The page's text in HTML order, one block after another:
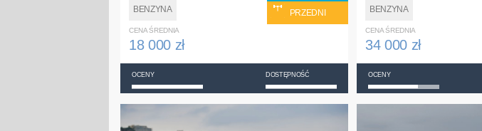
BENZYNA
PRZEDNI
CENA ŚREDNIA
18 000 zł
OCENY DOSTĘPNOŚĆ
BENZYNA
CENA ŚREDNIA
34 000 zł
OCENY